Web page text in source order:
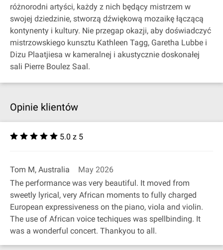
różnorodni artyści, każdy z nich będący mistrzem w
swojej dziedzinie, stworzą dźwiękową mozaikę łączącą
kontynenty i kultury. Nie przegap okazji, aby doświadczyć
mistrzowskiego kunsztu Kathleen Tagg, Garetha Lubbe i
Dizu Plaatjiesa w kameralnej i akustycznie doskonałej
sali Pierre Boulez Saal.
Opinie klientów
5.0 z 5
Tom M, Australia
May 2026
The performance was very beautiful. It moved from
sweetly lyrical, very African moments to fully charged
European expressiveness on the piano, viola and violin.
The use of African voice techiques was spellbinding. It
was a wonderful concert. Thankyou to all.